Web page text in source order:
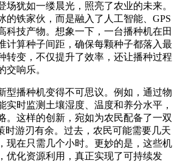
场犹如一缕晨光，照亮了农业的未来。
的铁家伙，而是融入了人工智能、GPS
科技产物。想象一下，一台播种机在田
计算种子间距，确保每颗种子都落入最
转变，不仅提升了效率，还让播种过程
交响乐。
型播种机变得不可思议。例如，通过物
实时监测土壤湿度、温度和养分水平，
。这样的创新，宛如为农民配备了一双
时游刃有余。过去，农民可能需要几天
现在只需几个小时。更妙的是，这些机
优化资源利用，真正实现了可持续发